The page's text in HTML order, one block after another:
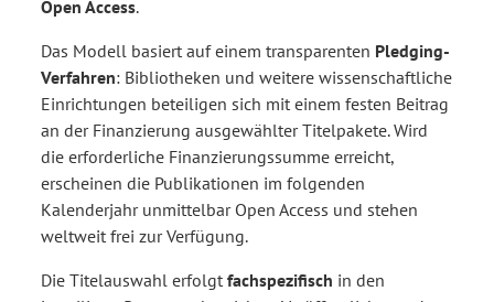
Open Access.
Das Modell basiert auf einem transparenten Pledging-
Verfahren: Bibliotheken und weitere wissenschaftliche
Einrichtungen beteiligen sich mit einem festen Beitrag
an der Finanzierung ausgewählter Titelpakete. Wird
die erforderliche Finanzierungssumme erreicht,
erscheinen die Publikationen im folgenden
Kalenderjahr unmittelbar Open Access und stehen
weltweit frei zur Verfügung.
Die Titelauswahl erfolgt fachspezifisch in den